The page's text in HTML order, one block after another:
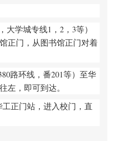
大学城专线1，2，3等）
正门，从图书馆正门对着
路环线，番201等）至华
左，即可到达。
正门站，进入校门，直